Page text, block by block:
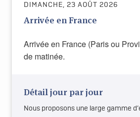
DIMANCHE, 23 AOÛT 2026
Arrivée en France
Arrivée en France (Paris ou
de matinée.
Détail jour par jour
Nous proposons une large gamme